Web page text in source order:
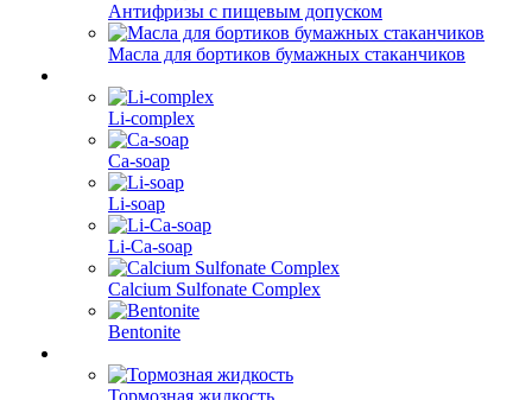
Антифризы с пищевым допуском
Масла для бортиков бумажных стаканчиков
Li-complex
Ca-soap
Li-soap
Li-Ca-soap
Calcium Sulfonate Complex
Bentonite
Тормозная жидкость